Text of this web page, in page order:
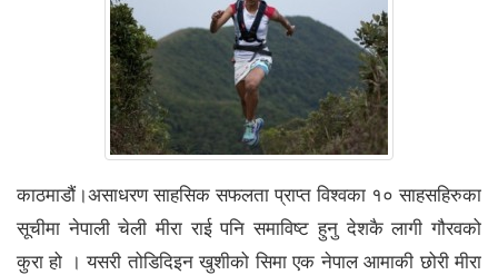
काठमाडौं।असाधरण साहसिक सफलता प्राप्त विश्वका १० साहसहिरुका
सूचीमा नेपाली चेली मीरा राई पनि समाविष्ट हुनु देशकै लागी गौरवको
कुरा हो । यसरी तोडिदिइन खुशीको सिमा एक नेपाल आमाकी छोरी मीरा